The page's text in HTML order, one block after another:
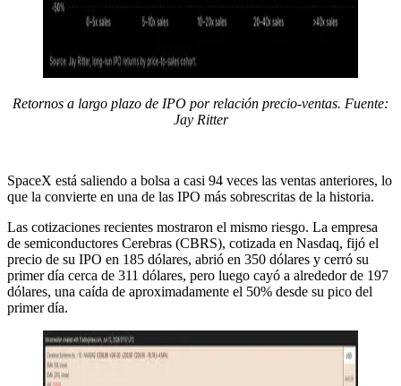
Retornos a largo plazo de IPO por relación precio-ventas. Fuente:
Jay Ritter
SpaceX está saliendo a bolsa a casi 94 veces las ventas anteriores, lo
que la convierte en una de las IPO más sobrescritas de la historia.
Las cotizaciones recientes mostraron el mismo riesgo. La empresa
de semiconductores Cerebras (CBRS), cotizada en Nasdaq, fijó el
precio de su IPO en 185 dólares, abrió en 350 dólares y cerró su
primer día cerca de 311 dólares, pero luego cayó a alrededor de 197
dólares, una caída de aproximadamente el 50% desde su pico del
primer día.